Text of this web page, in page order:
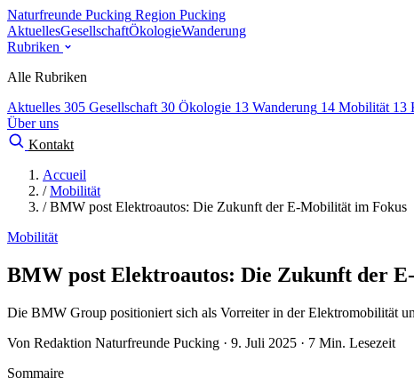
Naturfreunde Pucking Region Pucking
AktuellesGesellschaftÖkologieWanderung
Rubriken
Alle Rubriken
Aktuelles 305 Gesellschaft 30 Ökologie 13 Wanderung 14 Mobilität 13
Über uns
Kontakt
Accueil
/ Mobilität
/ BMW post Elektroautos: Die Zukunft der E-Mobilität im Fokus
Mobilität
BMW post Elektroautos: Die Zukunft der
Die BMW Group positioniert sich als Vorreiter in der Elektromobilität
Von Redaktion Naturfreunde Pucking · 9. Juli 2025 · 7 Min. Lesezeit
Sommaire